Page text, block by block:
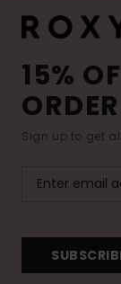
15%
Sign up to get